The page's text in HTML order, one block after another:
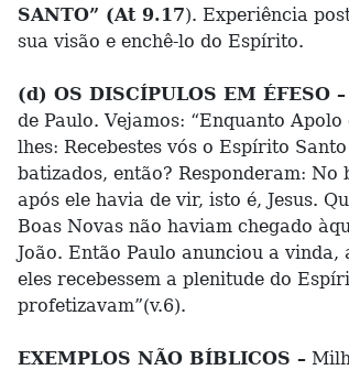
SANTO” (At 9.17). Experiência
sua visão e enchê-lo do Espírito.
(d) OS DISCÍPULOS EM ÉFESO –
de Paulo. Vejamos: “Enquanto
lhes: Recebestes vós o Espírito
batizados, então? Responderam: No
após ele havia de vir, isto é, Jesus.
Boas Novas não haviam chegado
João. Então Paulo anunciou a
eles recebessem a plenitude do
profetizavam”(v.6).
EXEMPLOS NÃO BÍBLICOS –